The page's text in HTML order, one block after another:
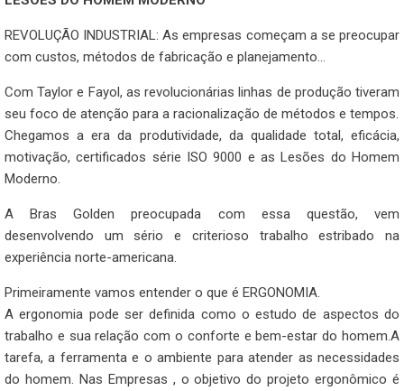
REVOLUÇÃO INDUSTRIAL: As empresas começam a se preocupar
com custos, métodos de fabricação e planejamento…
Com Taylor e Fayol, as revolucionárias linhas de produção tiveram
seu foco de atenção para a racionalização de métodos e tempos.
Chegamos a era da produtividade, da qualidade total, eficácia,
motivação, certificados série ISO 9000 e as Lesões do Homem
Moderno.
A Bras Golden preocupada com essa questão, vem
desenvolvendo um sério e criterioso trabalho estribado na
experiência norte-americana.
Primeiramente vamos entender o que é ERGONOMIA.
A ergonomia pode ser definida como o estudo de aspectos do
trabalho e sua relação com o conforte e bem-estar do homem.A
tarefa, a ferramenta e o ambiente para atender as necessidades
do homem. Nas Empresas , o objetivo do projeto ergonômico é